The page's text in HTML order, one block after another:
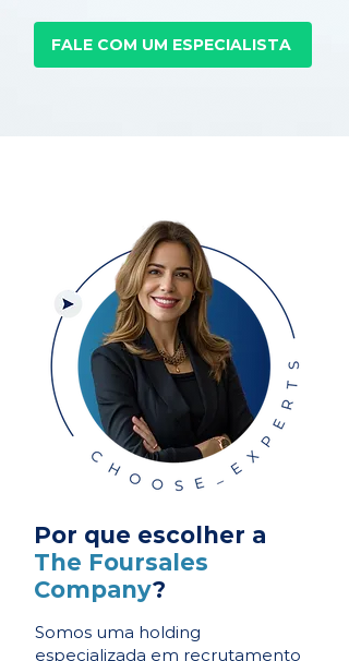
FALE COM UM ESPECIALISTA
Por que escolher a
The Foursales
Company?
Somos uma holding
especializada em recrutamento